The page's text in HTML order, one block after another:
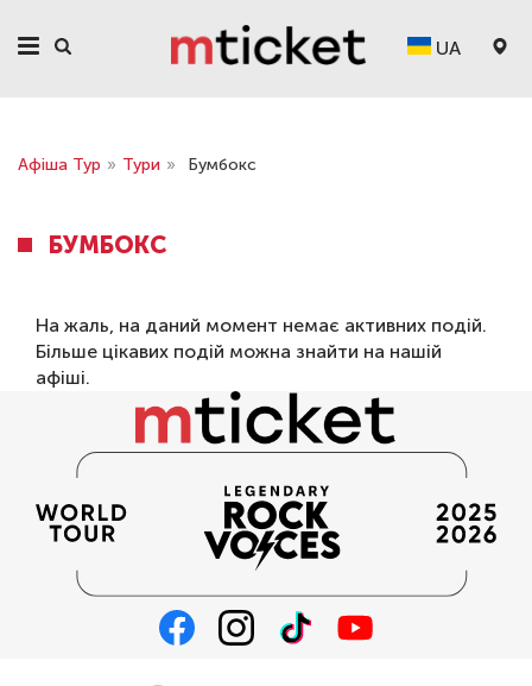
UA
Афіша Тур » Тури » Бумбокс
БУМБОКС
На жаль, на даний момент немає активних подій.
Більше цікавих подій можна знайти на нашій
афіші.